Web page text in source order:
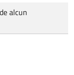
alcun